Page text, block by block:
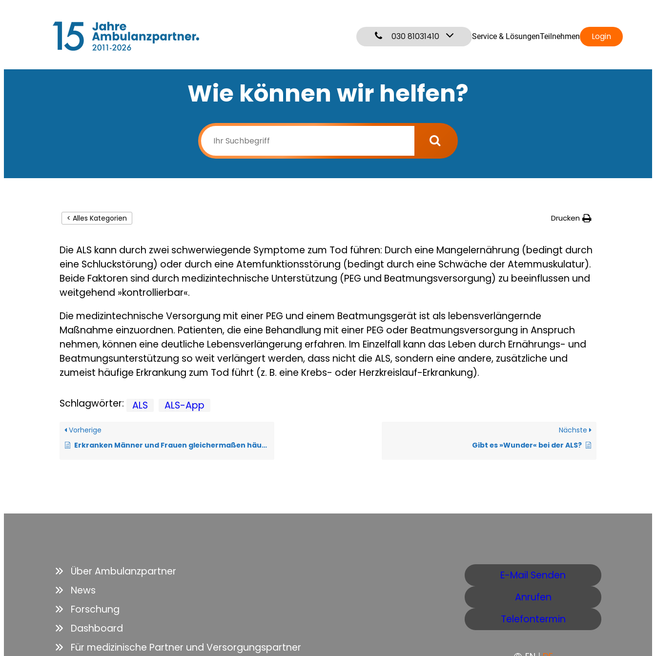
030 81031410 Service & LösungenTeilnehmen Login
Wie können wir helfen?
< Alles Kategorien Drucken
Die ALS kann durch zwei schwerwiegende Symptome zum Tod führen: Durch eine Mangelernährung (bedingt durch
eine Schluckstörung) oder durch eine Atemfunktionsstörung (bedingt durch eine Schwäche der Atemmuskulatur).
Beide Faktoren sind durch medizintechnische Unterstützung (PEG und Beatmungsversorgung) zu beeinflussen und
weitgehend »kontrollierbar«.
Die medizintechnische Versorgung mit einer PEG und einem Beatmungsgerät ist als lebensverlängernde
Maßnahme einzuordnen. Patienten, die eine Behandlung mit einer PEG oder Beatmungsversorgung in Anspruch
nehmen, können eine deutliche Lebensverlängerung erfahren. Im Einzelfall kann das Leben durch Ernährungs- und
Beatmungsunterstützung so weit verlängert werden, dass nicht die ALS, sondern eine andere, zusätzliche und
zumeist häufige Erkrankung zum Tod führt (z. B. eine Krebs- oder Herzkreislauf-Erkrankung).
Schlagwörter: ALS ALS-App
Vorherige
Erkranken Männer und Frauen gleichermaßen häufig?
Nächste
Gibt es »Wunder« bei der ALS?
Über Ambulanzpartner
News
Forschung
Dashboard
Für medizinische Partner und Versorgungspartner
E-Mail Senden
Anrufen
Telefontermin